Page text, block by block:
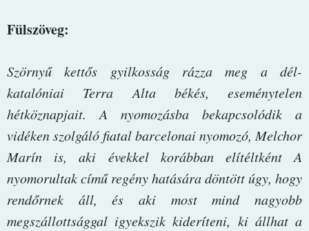
Fülszöveg:
Szörnyű kettős gyilkosság rázza meg a dél-
katalóniai Terra Alta békés, eseménytelen
hétköznapjait. A nyomozásba bekapcsolódik a
vidéken szolgáló fiatal barcelonai nyomozó, Melchor
Marín is, aki évekkel korábban elítéltként A
nyomorultak című regény hatására döntött úgy, hogy
rendőrnek áll, és aki most mind nagyobb
megszállottsággal igyekszik kideríteni, ki állhat a